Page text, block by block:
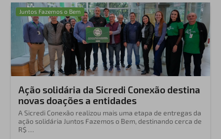
Juntos Fazemos o Bem
Ação solidária da Sicredi Conexão destina
novas doações a entidades
A Sicredi Conexão realizou mais uma etapa de entregas da
ação solidária Juntos Fazemos o Bem, destinando cerca de
R$ …